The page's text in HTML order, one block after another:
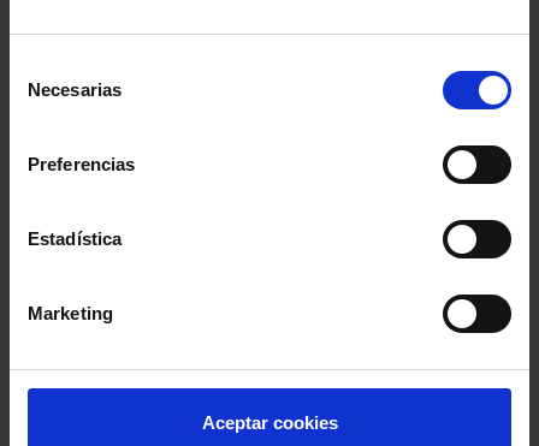
Necesarias
Preferencias
Estadística
Marketing
Aceptar cookies